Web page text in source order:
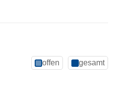
offen gesamt